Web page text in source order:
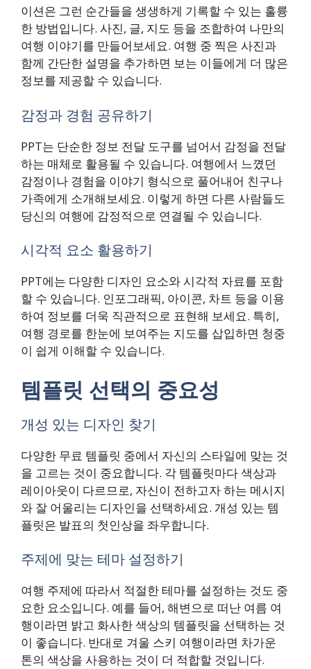
이션은 그런 순간들을 생생하게 기록할 수 있는 훌륭
한 방법입니다. 사진, 글, 지도 등을 조합하여 나만의
여행 이야기를 만들어보세요. 여행 중 찍은 사진과
함께 간단한 설명을 추가하면 보는 이들에게 더 많은
정보를 제공할 수 있습니다.
감정과 경험 공유하기
PPT는 단순한 정보 전달 도구를 넘어서 감정을 전달
하는 매체로 활용될 수 있습니다. 여행에서 느꼈던
감정이나 경험을 이야기 형식으로 풀어내어 친구나
가족에게 소개해보세요. 이렇게 하면 다른 사람들도
당신의 여행에 감정적으로 연결될 수 있습니다.
시각적 요소 활용하기
PPT에는 다양한 디자인 요소와 시각적 자료를 포함
할 수 있습니다. 인포그래픽, 아이콘, 차트 등을 이용
하여 정보를 더욱 직관적으로 표현해 보세요. 특히,
여행 경로를 한눈에 보여주는 지도를 삽입하면 청중
이 쉽게 이해할 수 있습니다.
템플릿 선택의 중요성
개성 있는 디자인 찾기
다양한 무료 템플릿 중에서 자신의 스타일에 맞는 것
을 고르는 것이 중요합니다. 각 템플릿마다 색상과
레이아웃이 다르므로, 자신이 전하고자 하는 메시지
와 잘 어울리는 디자인을 선택하세요. 개성 있는 템
플릿은 발표의 첫인상을 좌우합니다.
주제에 맞는 테마 설정하기
여행 주제에 따라서 적절한 테마를 설정하는 것도 중
요한 요소입니다. 예를 들어, 해변으로 떠난 여름 여
행이라면 밝고 화사한 색상의 템플릿을 선택하는 것
이 좋습니다. 반대로 겨울 스키 여행이라면 차가운
톤의 색상을 사용하는 것이 더 적합할 것입니다.